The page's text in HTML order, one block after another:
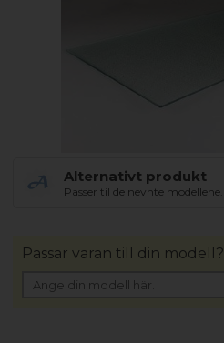
Alternativt produkt
Passer til de nevnte modellene.
Passar varan till din modell?